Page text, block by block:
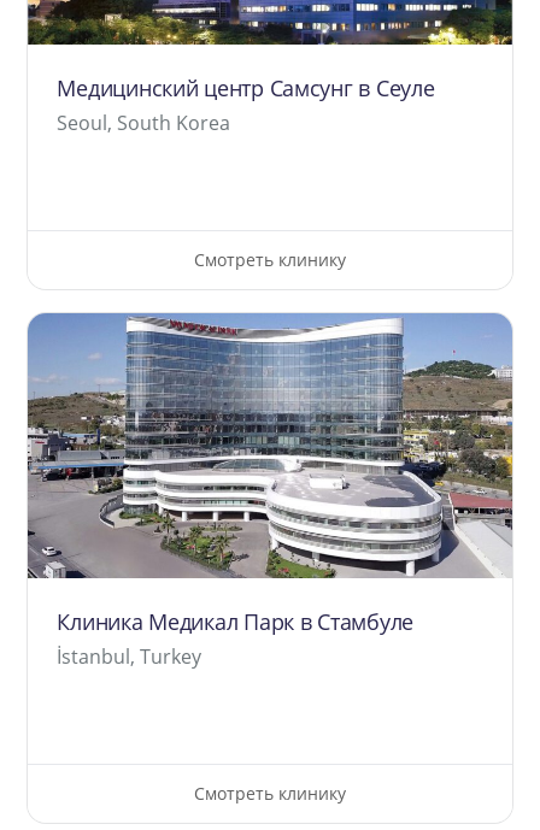
Медицинский центр Самсунг в Сеуле
Seoul, South Korea
Смотреть клинику
Клиника Медикал Парк в Стамбуле
İstanbul, Turkey
Смотреть клинику